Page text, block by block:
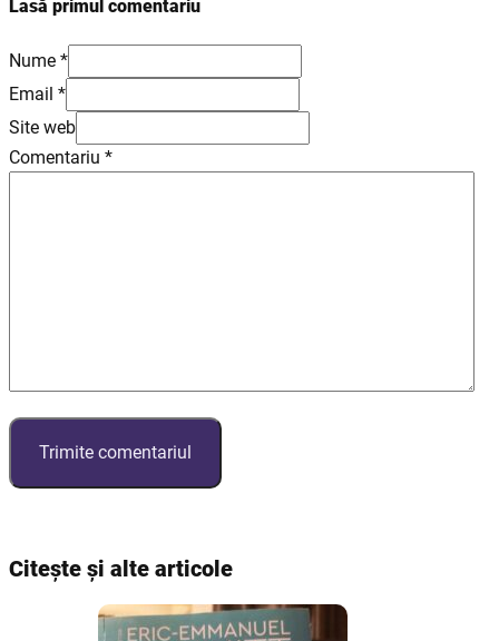
Lasă primul comentariu
Nume *
Email *
Site web
Comentariu *
Citește și alte articole